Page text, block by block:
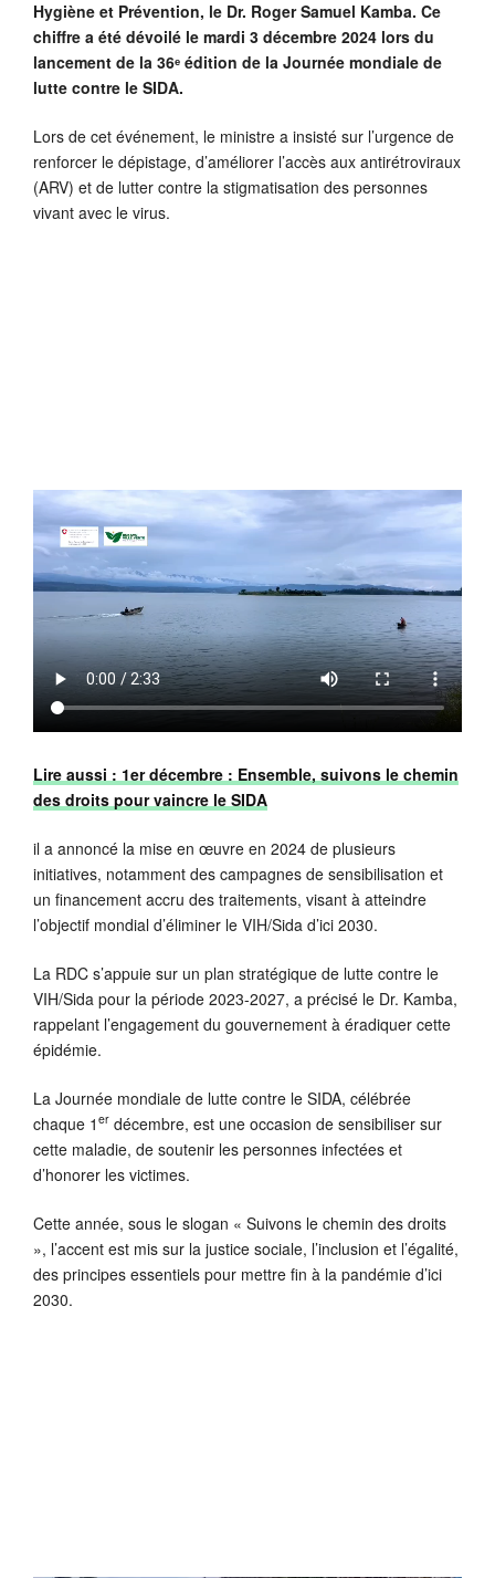
Hygiène et Prévention, le Dr. Roger Samuel Kamba. Ce
chiffre a été dévoilé le mardi 3 décembre 2024 lors du
lancement de la 36ᵉ édition de la Journée mondiale de
lutte contre le SIDA.
Lors de cet événement, le ministre a insisté sur l’urgence de
renforcer le dépistage, d’améliorer l’accès aux antirétroviraux
(ARV) et de lutter contre la stigmatisation des personnes
vivant avec le virus.
Lire aussi : 1er décembre : Ensemble, suivons le chemin
des droits pour vaincre le SIDA
il a annoncé la mise en œuvre en 2024 de plusieurs
initiatives, notamment des campagnes de sensibilisation et
un financement accru des traitements, visant à atteindre
l’objectif mondial d’éliminer le VIH/Sida d’ici 2030.
La RDC s’appuie sur un plan stratégique de lutte contre le
VIH/Sida pour la période 2023-2027, a précisé le Dr. Kamba,
rappelant l’engagement du gouvernement à éradiquer cette
épidémie.
La Journée mondiale de lutte contre le SIDA, célébrée
chaque 1 er décembre, est une occasion de sensibiliser sur
cette maladie, de soutenir les personnes infectées et
d’honorer les victimes.
Cette année, sous le slogan « Suivons le chemin des droits
», l’accent est mis sur la justice sociale, l’inclusion et l’égalité,
des principes essentiels pour mettre fin à la pandémie d’ici
2030.